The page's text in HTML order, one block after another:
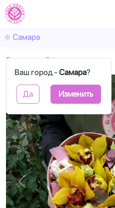
Самара
Ваш город - Самара?
Да Изменить
Главная В форме сердца
Назад